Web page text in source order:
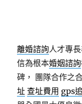
離婚諮詢人才專
信為根本婚姻諮詢
碑， 團隊合作之
址 查址費用 gps